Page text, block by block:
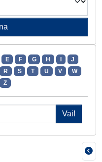
E F G H
J
R S T U V
W
Z